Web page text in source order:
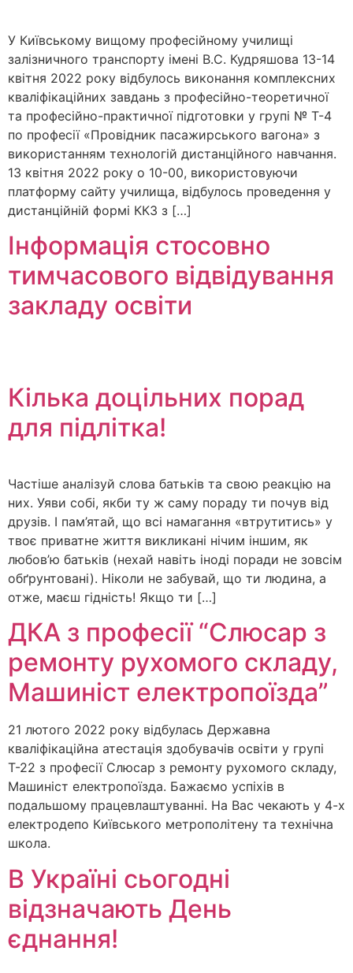
У Київському вищому професійному училищі
залізничного транспорту імені В.С. Кудряшова 13-14
квітня 2022 року відбулось виконання комплексних
кваліфікаційних завдань з професійно-теоретичної
та професійно-практичної підготовки у групі № Т-4
по професії «Провідник пасажирського вагона» з
використанням технологій дистанційного навчання.
13 квітня 2022 року о 10-00, використовуючи
платформу сайту училища, відбулось проведення у
дистанційній формі ККЗ з […]
Інформація стосовно
тимчасового відвідування
закладу освіти
Кілька доцільних порад
для підлітка!
Частіше аналізуй слова батьків та свою реакцію на
них. Уяви собі, якби ту ж саму пораду ти почув від
друзів. І пам’ятай, що всі намагання «втрутитись» у
твоє приватне життя викликані нічим іншим, як
любов’ю батьків (нехай навіть іноді поради не зовсім
обґрунтовані). Ніколи не забувай, що ти людина, а
отже, маєш гідність! Якщо ти […]
ДКА з професії “Слюсар з
ремонту рухомого складу,
Машиніст електропоїзда”
21 лютого 2022 року відбулась Державна
кваліфікаційна атестація здобувачів освіти у групі
Т-22 з професії Слюсар з ремонту рухомого складу,
Машиніст електропоїзда. Бажаємо успіхів в
подальшому працевлаштуванні. На Вас чекають у 4-х
електродепо Київського метрополітену та технічна
школа.
В Україні сьогодні
відзначають День
єднання!